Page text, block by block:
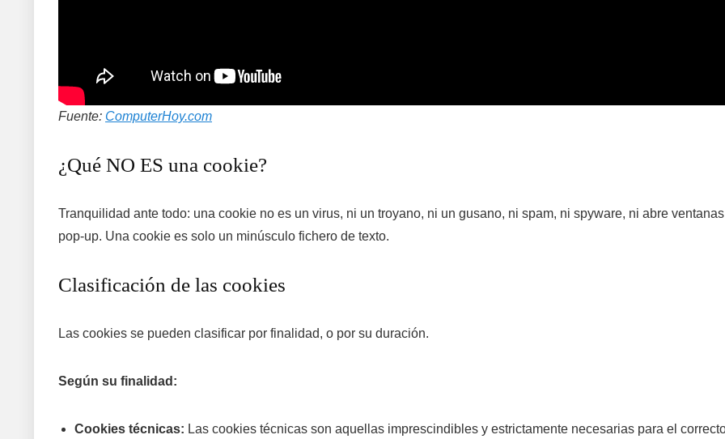
Fuente: ComputerHoy.com
¿Qué NO ES una cookie?
Tranquilidad ante todo: una cookie no es un virus, ni un troyano, ni un gusano, ni spam, ni spyware, ni abre ventanas
pop-up. Una cookie es solo un minúsculo fichero de texto.
Clasificación de las cookies
Las cookies se pueden clasificar por finalidad, o por su duración.
Según su finalidad:
Cookies técnicas: Las cookies técnicas son aquellas imprescindibles y estrictamente necesarias para el